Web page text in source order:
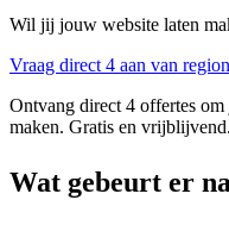
Wil jij jouw website laten
Vraag direct 4 aan van
Ontvang direct 4 offertes
maken. Gratis en vrijblijvend.
Wat gebeurt er